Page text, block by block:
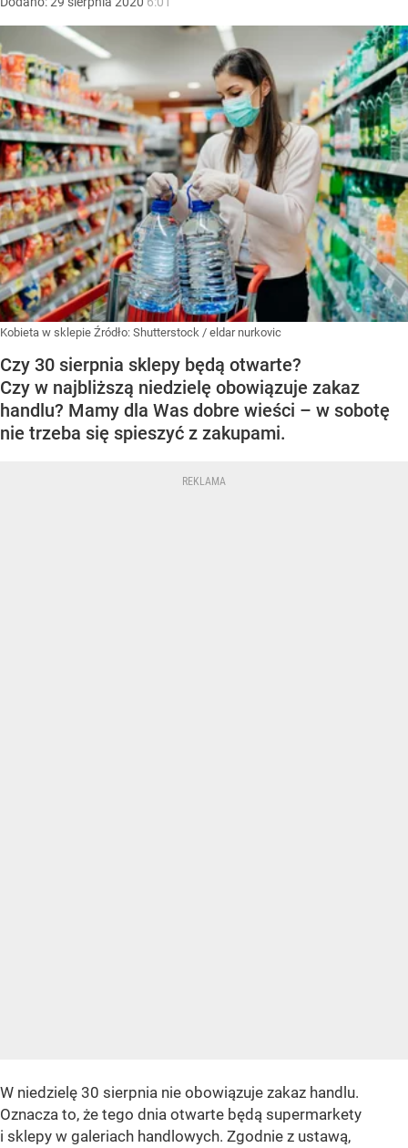
Kobieta w sklepie Źródło: Shutterstock / eldar nurkovic
Czy 30 sierpnia sklepy będą otwarte?
Czy w najbliższą niedzielę obowiązuje zakaz
handlu? Mamy dla Was dobre wieści – w sobotę
nie trzeba się spieszyć z zakupami.
W niedzielę 30 sierpnia nie obowiązuje zakaz handlu.
Oznacza to, że tego dnia otwarte będą supermarkety
i sklepy w galeriach handlowych. Zgodnie z ustawą,